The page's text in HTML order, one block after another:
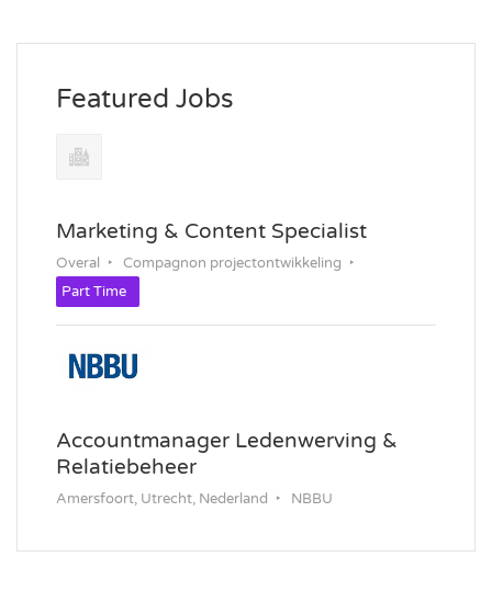
Featured Jobs
Marketing & Content Specialist
Overal
Compagnon projectontwikkeling
Part Time
Accountmanager Ledenwerving &
Relatiebeheer
Amersfoort, Utrecht, Nederland NBBU